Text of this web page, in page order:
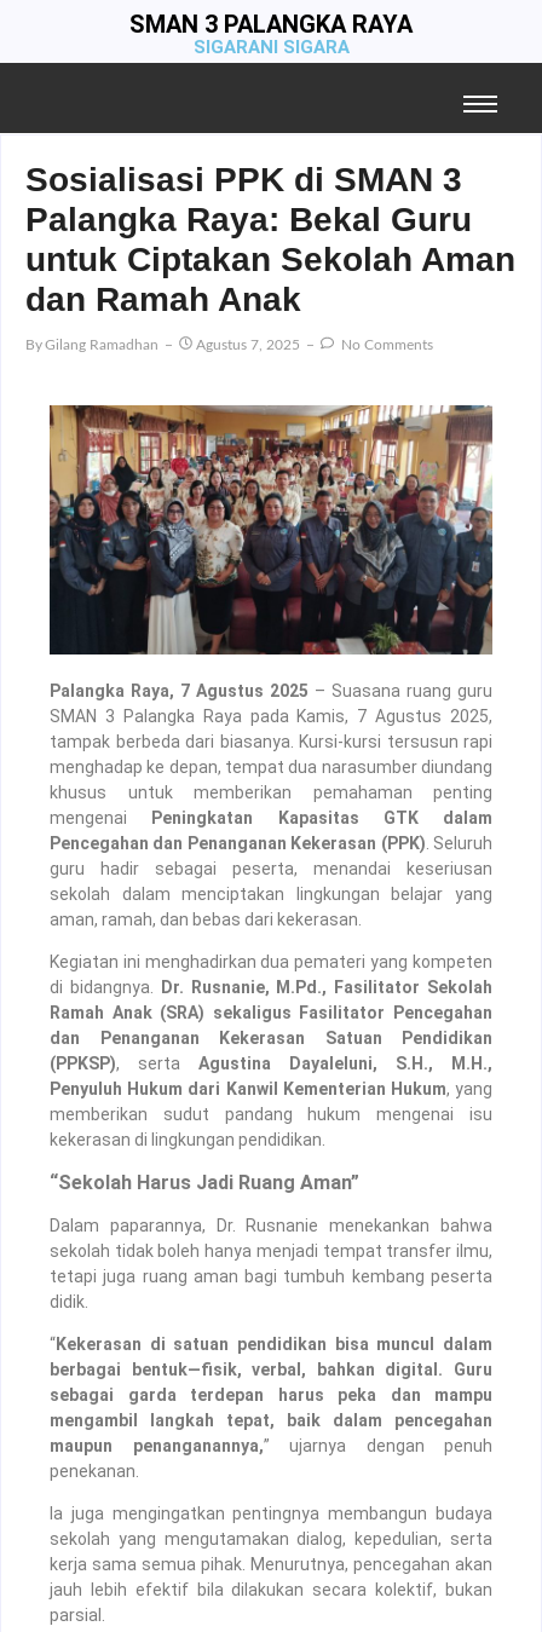
SMAN 3 PALANGKA RAYA
SIGARANI SIGARA
Sosialisasi PPK di SMAN 3
Palangka Raya: Bekal Guru
untuk Ciptakan Sekolah Aman
dan Ramah Anak
ByGilang Ramadhan Agustus 7, 2025 No Comments
Palangka Raya, 7 Agustus 2025 – Suasana ruang guru
SMAN 3 Palangka Raya pada Kamis, 7 Agustus 2025,
tampak berbeda dari biasanya. Kursi-kursi tersusun rapi
menghadap ke depan, tempat dua narasumber diundang
khusus untuk memberikan pemahaman penting
mengenai
Peningkatan Kapasitas GTK dalam
Pencegahan dan Penanganan Kekerasan (PPK) . Seluruh
guru hadir sebagai peserta, menandai keseriusan
sekolah dalam menciptakan lingkungan belajar yang
aman, ramah, dan bebas dari kekerasan.
Kegiatan ini menghadirkan dua pemateri yang kompeten
di bidangnya.
Dr. Rusnanie, M.Pd., Fasilitator Sekolah
Ramah Anak (SRA) sekaligus Fasilitator Pencegahan
dan Penanganan Kekerasan Satuan Pendidikan
(PPKSP), serta Agustina Dayaleluni, S.H., M.H.,
Penyuluh Hukum dari Kanwil Kementerian Hukum, yang
memberikan sudut pandang hukum mengenai isu
kekerasan di lingkungan pendidikan.
“Sekolah Harus Jadi Ruang Aman”
Dalam paparannya, Dr. Rusnanie menekankan bahwa
sekolah tidak boleh hanya menjadi tempat transfer ilmu,
tetapi juga ruang aman bagi tumbuh kembang peserta
didik.
“Kekerasan di satuan pendidikan bisa muncul dalam
berbagai bentuk—fisik, verbal, bahkan digital. Guru
sebagai garda terdepan harus peka dan mampu
mengambil langkah tepat, baik dalam pencegahan
maupun penanganannya,” ujarnya dengan penuh
penekanan.
Ia juga mengingatkan pentingnya membangun budaya
sekolah yang mengutamakan dialog, kepedulian, serta
kerja sama semua pihak. Menurutnya, pencegahan akan
jauh lebih efektif bila dilakukan secara kolektif, bukan
parsial.